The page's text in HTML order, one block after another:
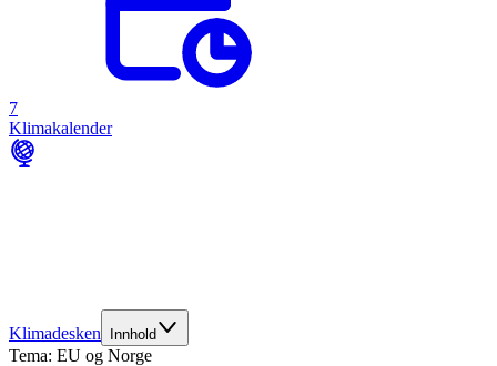
7
Klimakalender
Klimadesken Innhold
Tema: EU og Norge